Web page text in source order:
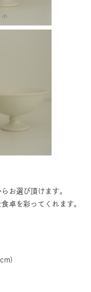
お選び頂けます。
卓を彩ってくれます。